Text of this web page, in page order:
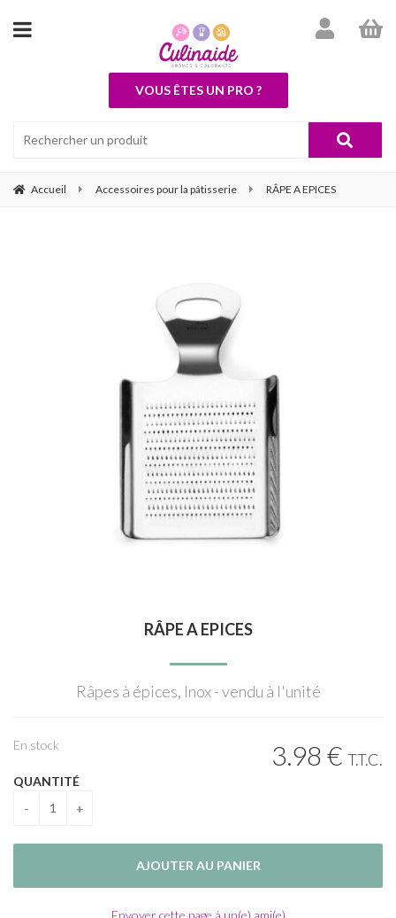
VOUS ÊTES UN PRO ?
Accueil Accessoires pour la pâtisserie RÂPE A EPICES
RÂPE A EPICES
Râpes à épices, Inox - vendu à l'unité
3.98 € T.T.C.
En stock
QUANTITÉ
Envoyer cette page à un(e) ami(e)